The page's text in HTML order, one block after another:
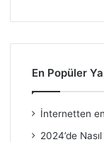
En Popüler
İnternetten
2024’de